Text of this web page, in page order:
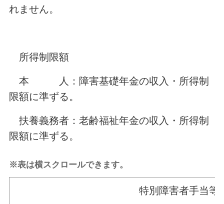
れません。
所得制限額
本 人：障害基礎年金の収入・所得制
限額に準ずる。
扶養義務者：老齢福祉年金の収入・所得制
限額に準ずる。
※表は横スクロールできます。
特別障害者手当等